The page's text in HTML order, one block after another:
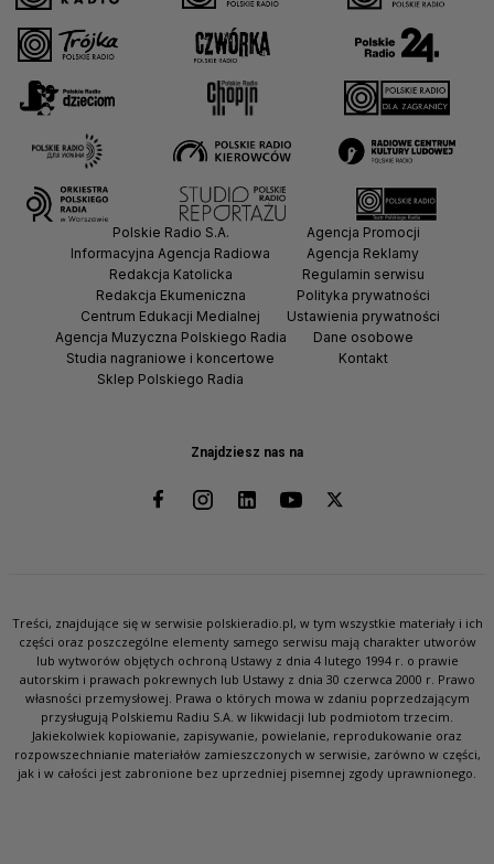
Znajdziesz nas na
Polskie Radio S.A.
Informacyjna Agencja Radiowa
Redakcja Katolicka
Redakcja Ekumeniczna
Centrum Edukacji Medialnej
Agencja Muzyczna Polskiego Radia
Studia nagraniowe i koncertowe
Sklep Polskiego Radia
Agencja Promocji
Agencja Reklamy
Regulamin serwisu
Polityka prywatności
Ustawienia prywatności
Dane osobowe
Kontakt
Treści, znajdujące się w serwisie polskieradio.pl, w tym wszystkie materiały i ich
części oraz poszczególne elementy samego serwisu mają charakter utworów
lub wytworów objętych ochroną Ustawy z dnia 4 lutego 1994 r. o prawie
autorskim i prawach pokrewnych lub Ustawy z dnia 30 czerwca 2000 r. Prawo
własności przemysłowej. Prawa o których mowa w zdaniu poprzedzającym
przysługują Polskiemu Radiu S.A. w likwidacji lub podmiotom trzecim.
Jakiekolwiek kopiowanie, zapisywanie, powielanie, reprodukowanie oraz
rozpowszechnianie materiałów zamieszczonych w serwisie, zarówno w części,
jak i w całości jest zabronione bez uprzedniej pisemnej zgody uprawnionego.